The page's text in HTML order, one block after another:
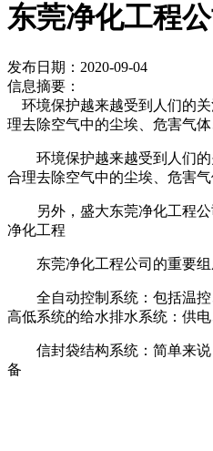
东莞净化工程
发布日期：2020-09-04
信息摘要：
环境保护越来越受到人们的关
理去除空气中的尘埃、危害气
环境保护越来越受到人们的
合理去除空气中的尘埃、危害
另外，盛大东莞净化工程公
净化工程
东莞净化工程公司的重要组
全自动控制系统：包括温控
高低系统的给水排水系统：供
信封袋结构系统：简单来说
备